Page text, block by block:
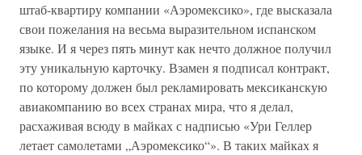
штаб-квартиру компании «Аэромексико», где высказала
свои пожелания на весьма выразительном испанском
языке. И я через пять минут как нечто должное получил
эту уникальную карточку. Взамен я подписал контракт,
по которому должен был рекламировать мексиканскую
авиакомпанию во всех странах мира, что я делал,
расхаживая всюду в майках с надписью «Ури Геллер
летает самолетами „Аэромексико“». В таких майках я